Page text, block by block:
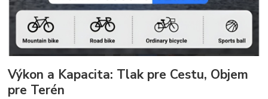
Výkon a Kapacita: Tlak pre Cestu, Objem
pre Terén